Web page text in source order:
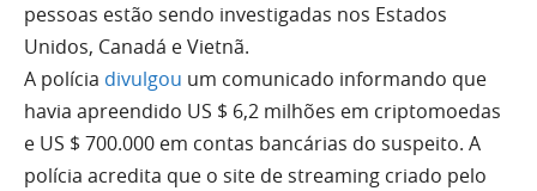
pessoas estão sendo investigadas nos Estados
Unidos, Canadá e Vietnã.
A polícia divulgou um comunicado informando que
havia apreendido US $ 6,2 milhões em criptomoedas
e US $ 700.000 em contas bancárias do suspeito. A
polícia acredita que o site de streaming criado pelo